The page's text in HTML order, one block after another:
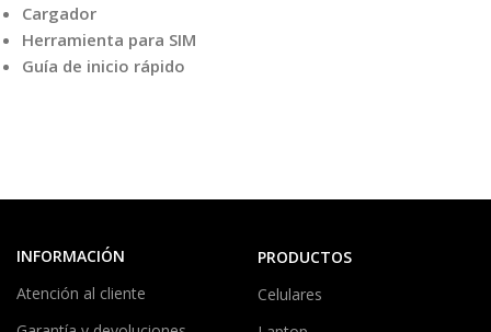
Cargador
Herramienta para SIM
Guía de inicio rápido
INFORMACIÓN
Atención al cliente
PRODUCTOS
Celulares